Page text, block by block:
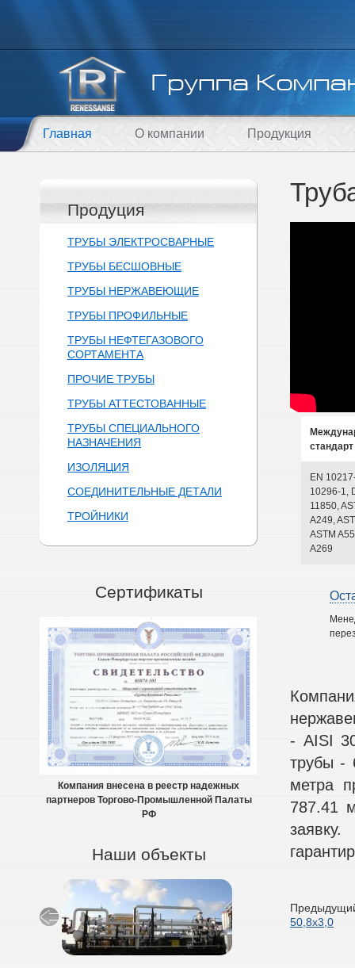
Главная О компании Продукция
Продуция
ТРУБЫ ЭЛЕКТРОСВАРНЫЕ
ТРУБЫ БЕСШОВНЫЕ
ТРУБЫ НЕРЖАВЕЮЩИЕ
ТРУБЫ ПРОФИЛЬНЫЕ
ТРУБЫ НЕФТЕГАЗОВОГО
СОРТАМЕНТА
ПРОЧИЕ ТРУБЫ
ТРУБЫ АТТЕСТОВАННЫЕ
ТРУБЫ СПЕЦИАЛЬНОГО
НАЗНАЧЕНИЯ
ИЗОЛЯЦИЯ
СОЕДИНИТЕЛЬНЫЕ ДЕТАЛИ
ТРОЙНИКИ
Сертификаты
Компания внесена в реестр надежных
партнеров Торгово-Промышленной Палаты
РФ
Наши объекты
стандарт
EN
10296-1,
11850,
A249,
ASTM
A269
- AISI
трубы -
метра
787.41
50,8х3,0